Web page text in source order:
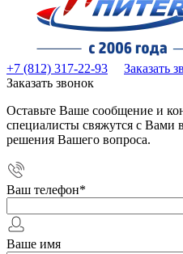
+7 (812) 317-22-93
Заказать
Заказать звонок
Оставьте Ваше сообщение и
специалисты свяжутся с Вами
решения Вашего вопроса.
Ваш телефон*
Ваше имя